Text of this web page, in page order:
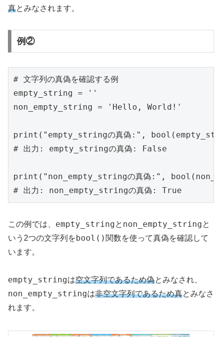
真とみなされます。
例②
# 文字列の真偽を確認する例
empty_string = ''
non_empty_string = 'Hello, World!'
print("empty_stringの真偽:",
# 出力: empty_stringの真偽: False
print("non_empty_stringの真偽:",
この例では、 empty_stringと non_empty_stringと
いう2つの文字列をbool() 関数を使って真偽を確認して
います。
empty_stringは空文字列であるため偽とみなされ、
non_empty_stringは非空文字列であるため真とみなさ
れます。